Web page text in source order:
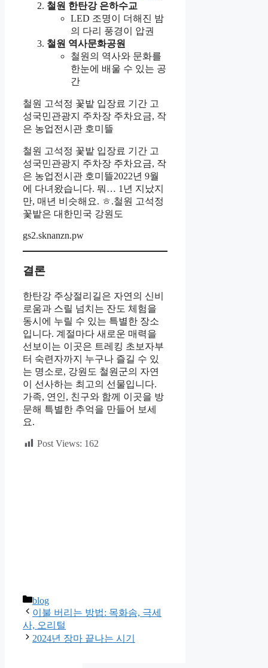
철원 한탄강 은하수교
LED 조명이 더해진 밤
의 다리 풍경이 압권
철원 역사문화공원
철원의 역사와 문화를
한눈에 배울 수 있는 공
간
철원 고석정 꽃밭 입장료 기간 고
성국민관광지 주차장 주차요금, 작
은 농업전시관 호미뜰
철원 고석정 꽃밭 입장료 기간 고
성국민관광지 주차장 주차요금, 작
은 농업전시관 호미뜰2022년 9월
에 다녀왔습니다. 뭐… 1년 지났지
만, 매년 비슷해요. ㅎ.철원 고석정
꽃밭은 대한민국 강원도
gs2.sknanzn.pw
결론
한탄강 주상절리길은 자연의 신비
로움과 스릴 넘치는 잔도 체험을
동시에 누릴 수 있는 특별한 장소
입니다. 계절마다 새로운 매력을
선보이는 이곳은 트레킹 초보자부
터 숙련자까지 누구나 즐길 수 있
는 명소로, 강원도 철원군의 자연
이 선사하는 최고의 선물입니다.
가족, 연인, 친구와 함께 이곳을 방
문해 특별한 추억을 만들어 보세
요.
Post Views: 162
카
테
고
리
blog
이불 버리는 방법: 목화솜, 극세
사, 오리털
2024년 장마 끝나는 시기